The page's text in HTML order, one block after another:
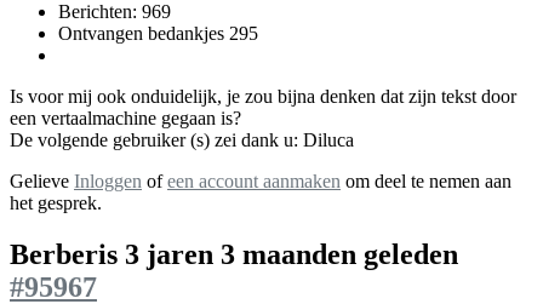
Berichten: 969
Ontvangen bedankjes 295
Is voor mij ook onduidelijk, je zou bijna denken dat zijn tekst door
een vertaalmachine gegaan is?
De volgende gebruiker (s) zei dank u: Diluca
Gelieve Inloggen ofeen account aanmaken om deel te nemen aan
het gesprek.
Berberis 3 jaren 3 maanden geleden
#95967